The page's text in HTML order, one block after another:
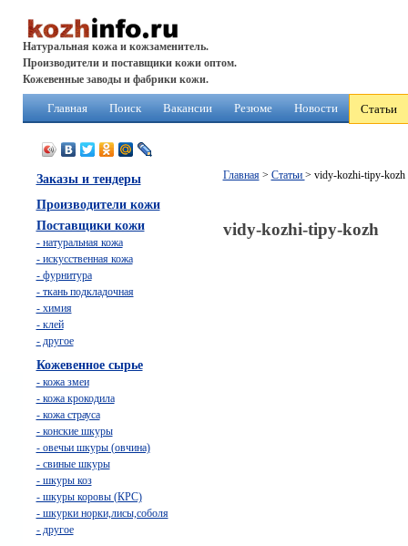
Натуральная кожа и кожзаменитель.
Производители и поставщики кожи оптом.
Кожевенные заводы и фабрики кожи.
Главная Поиск Вакансии Резюме Новости Статьи
Главная> Статьи > vidy-kozhi-tipy-kozh
vidy-kozhi-tipy-kozh
Заказы и тендеры
Производители кожи
Поставщики кожи
- натуральная кожа
- искусственная кожа
- фурнитура
- ткань подкладочная
- химия
- клей
- другое
Кожевенное сырье
- кожа змеи
- кожа крокодила
- кожа страуса
- конские шкуры
- овечьи шкуры (овчина)
- свиные шкуры
- шкуры коз
- шкуры коровы (КРС)
- шкурки норки,лисы,соболя
- другое